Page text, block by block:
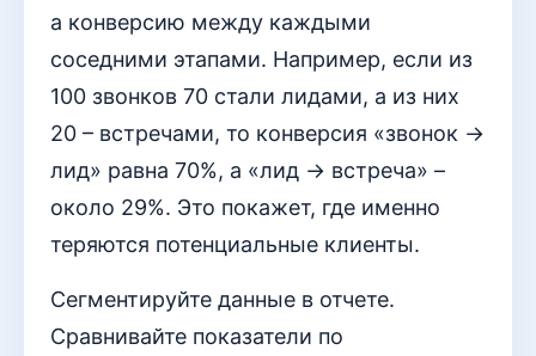
а конверсию между каждыми
соседними этапами. Например, если из
100 звонков 70 стали лидами, а из них
20 – встречами, то конверсия «звонок →
лид» равна 70%, а «лид → встреча» –
около 29%. Это покажет, где именно
теряются потенциальные клиенты.
Сегментируйте данные в отчете.
Сравнивайте показатели по